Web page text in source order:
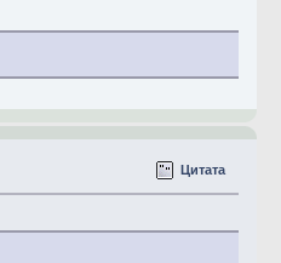
Цитата